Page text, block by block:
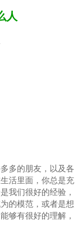
人
多的朋友，以及各
活里面，你总是充
我们很好的经验，
的模范，或者是想
够有很好的理解，